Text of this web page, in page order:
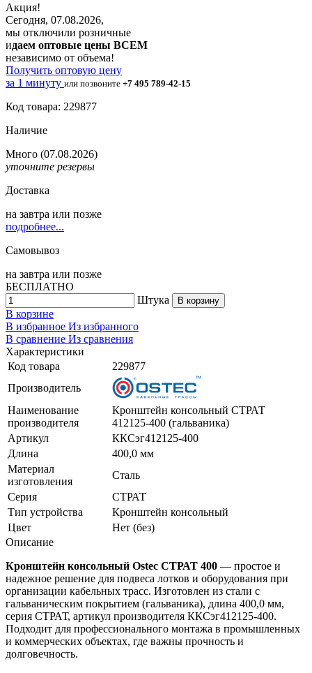
Акция!
Сегодня, 07.08.2026,
мы отключили розничные
идаем оптовые цены ВСЕМ
независимо от объема!
Получить оптовую цену
за 1 минуту или позвоните +7 495 789-42-15
Код товара: 229877
Наличие
Много (07.08.2026)
уточните резервы
Доставка
на завтра или позже
подробнее...
Самовывоз
на завтра или позже
БЕСПЛАТНО
Штука
В корзину
В корзине
В избранное Из избранного
В сравнение Из сравнения
Характеристики
Код товара
229877
Производитель
Наименование
производителя
Кронштейн консольный СТРАТ
412125-400 (гальваника)
Артикул
ККСэг412125-400
Длина
400,0 мм
Материал
изготовления
Сталь
Серия
СТРАТ
Тип устройства
Кронштейн консольный
Цвет
Нет (без)
Описание
Кронштейн консольный Ostec СТРАТ 400 — простое и
надежное решение для подвеса лотков и оборудования при
организации кабельных трасс. Изготовлен из стали с
гальваническим покрытием (гальваника), длина 400,0 мм,
серия СТРАТ, артикул производителя ККСэг412125-400.
Подходит для профессионального монтажа в промышленных
и коммерческих объектах, где важны прочность и
долговечность.